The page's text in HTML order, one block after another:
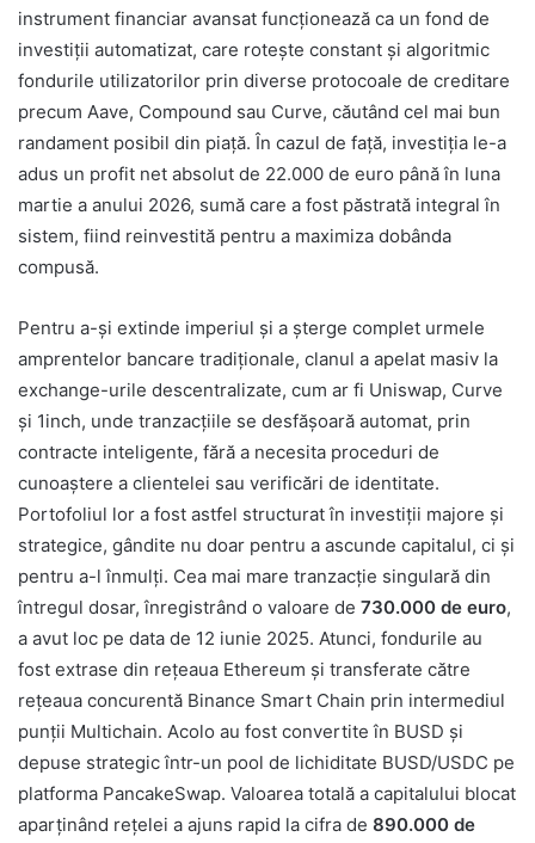
instrument financiar avansat funcționează ca un fond de
investiții automatizat, care rotește constant și algoritmic
fondurile utilizatorilor prin diverse protocoale de creditare
precum Aave, Compound sau Curve, căutând cel mai bun
randament posibil din piață. În cazul de față, investiția le-a
adus un profit net absolut de 22.000 de euro până în luna
martie a anului 2026, sumă care a fost păstrată integral în
sistem, fiind reinvestită pentru a maximiza dobânda
compusă.
Pentru a-și extinde imperiul și a șterge complet urmele
amprentelor bancare tradiționale, clanul a apelat masiv la
exchange-urile descentralizate, cum ar fi Uniswap, Curve
și 1inch, unde tranzacțiile se desfășoară automat, prin
contracte inteligente, fără a necesita proceduri de
cunoaștere a clientelei sau verificări de identitate.
Portofoliul lor a fost astfel structurat în investiții majore și
strategice, gândite nu doar pentru a ascunde capitalul, ci și
pentru a-l înmulți. Cea mai mare tranzacție singulară din
întregul dosar, înregistrând o valoare de 730.000 de euro,
a avut loc pe data de 12 iunie 2025. Atunci, fondurile au
fost extrase din rețeaua Ethereum și transferate către
rețeaua concurentă Binance Smart Chain prin intermediul
punții Multichain. Acolo au fost convertite în BUSD și
depuse strategic într-un pool de lichiditate BUSD/USDC pe
platforma PancakeSwap. Valoarea totală a capitalului blocat
aparținând rețelei a ajuns rapid la cifra de 890.000 de